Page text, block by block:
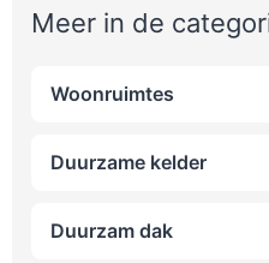
Meer in de
Woonruimtes
Duurzame kelder
Duurzam dak